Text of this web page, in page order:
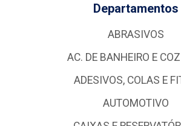
Departamentos
ABRASIVOS
AC. DE BANHEIRO E
ADESIVOS, COLAS E
AUTOMOTIVO